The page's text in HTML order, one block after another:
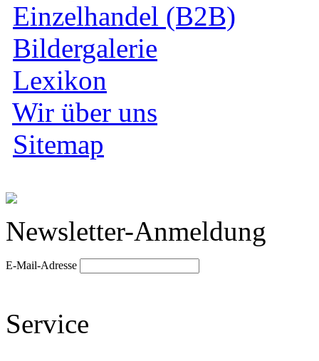
Einzelhandel (B2B)
Bildergalerie
Lexikon
Wir über uns
Sitemap
Newsletter-Anmeldung
E-Mail-Adresse
Service